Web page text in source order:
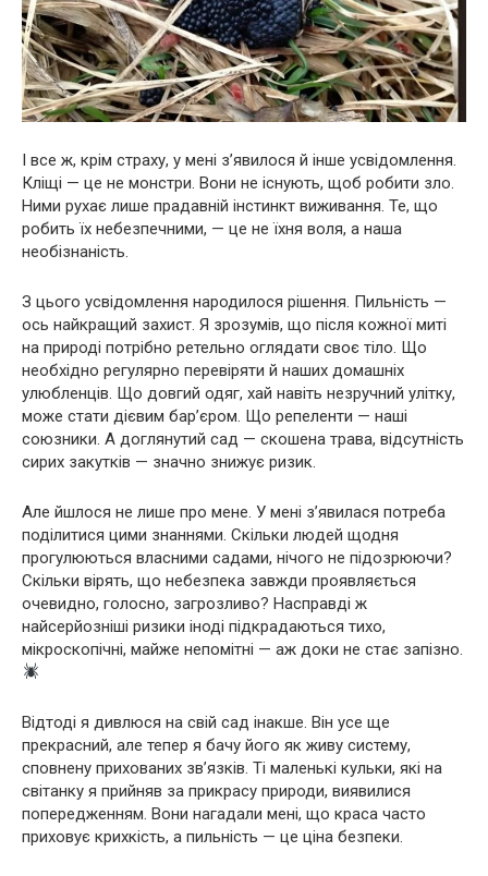
І все ж, крім страху, у мені з’явилося й інше усвідомлення.
Кліщі — це не монстри. Вони не існують, щоб робити зло.
Ними рухає лише прадавній інстинкт виживання. Те, що
робить їх небезпечними, — це не їхня воля, а наша
необізнаність.
З цього усвідомлення народилося рішення. Пильність —
ось найкращий захист. Я зрозумів, що після кожної миті
на природі потрібно ретельно оглядати своє тіло. Що
необхідно регулярно перевіряти й наших домашніх
улюбленців. Що довгий одяг, хай навіть незручний улітку,
може стати дієвим бар’єром. Що репеленти — наші
союзники. А доглянутий сад — скошена трава, відсутність
сирих закутків — значно знижує ризик.
Але йшлося не лише про мене. У мені з’явилася потреба
поділитися цими знаннями. Скільки людей щодня
прогулюються власними садами, нічого не підозрюючи?
Скільки вірять, що небезпека завжди проявляється
очевидно, голосно, загрозливо? Насправді ж
найсерйозніші ризики іноді підкрадаються тихо,
мікроскопічні, майже непомітні — аж доки не стає запізно.
Відтоді я дивлюся на свій сад інакше. Він усе ще
прекрасний, але тепер я бачу його як живу систему,
сповнену прихованих зв’язків. Ті маленькі кульки, які на
світанку я прийняв за прикрасу природи, виявилися
попередженням. Вони нагадали мені, що краса часто
приховує крихкість, а пильність — це ціна безпеки.